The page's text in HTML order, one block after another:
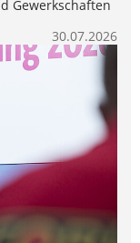
Gewerkschaften
30.07.2026